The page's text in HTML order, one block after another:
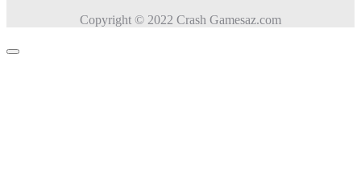
Copyright © 2022 Crash Gamesaz.com